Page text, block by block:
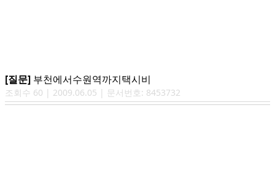
[질문] 부천에서수원역까지택시비
조회수 60 | 2009.06.05 | 문서번호: 8453732